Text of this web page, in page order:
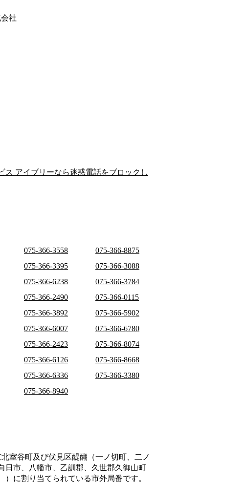
社
アイブリーなら迷惑電話をブロックし
075-366-3558
075-366-8875
075-366-3395
075-366-3088
075-366-6238
075-366-3784
075-366-2490
075-366-0115
075-366-3892
075-366-5902
075-366-6007
075-366-6780
075-366-2423
075-366-8074
075-366-6126
075-366-8668
075-366-6336
075-366-3380
075-366-8940
室谷町及び伏見区醍醐（一ノ切町、二ノ
日市、八幡市、乙訓郡、久世郡久御山町
） に割り当てられている市外局番です。